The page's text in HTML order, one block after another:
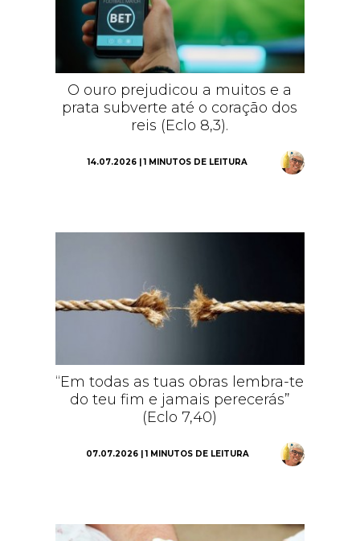
O ouro prejudicou a muitos e a
prata subverte até o coração dos
reis (Eclo 8,3).
14.07.2026 | 1 MINUTOS DE LEITURA
“Em todas as tuas obras lembra-te
do teu fim e jamais perecerás”
(Eclo 7,40)
07.07.2026 | 1 MINUTOS DE LEITURA